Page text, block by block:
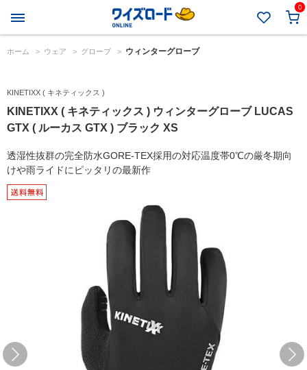
0
ホーム > ウェア > グローブ > ウィンターグローブ
KINETIXX ( キネティックス )
KINETIXX ( キネティックス ) ウィンターグローブ LUCAS
GTX ( ルーカス GTX ) ブラック XS
透湿性抜群の完全防水GORE-TEX採用の対応温度帯0℃の厳冬期向
けや雨ライドにピッタリの最新作